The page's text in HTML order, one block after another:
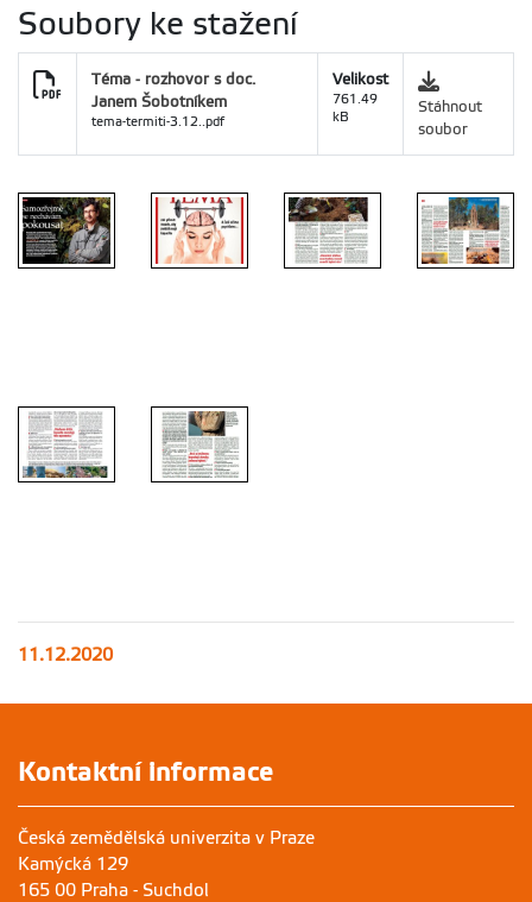
Soubory ke stažení
Téma - rozhovor s doc.
Janem Šobotníkem
tema-termiti-3.12..pdf
Velikost
761.49
kB
Stáhnout
soubor
11.12.2020
Kontaktní informace
Česká zemědělská univerzita v Praze
Kamýcká 129
165 00 Praha - Suchdol